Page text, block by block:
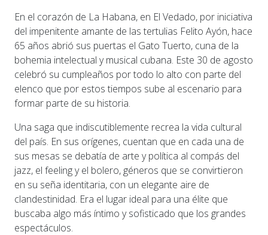
En el corazón de La Habana, en El Vedado, por iniciativa
del impenitente amante de las tertulias Felito Ayón, hace
65 años abrió sus puertas el Gato Tuerto, cuna de la
bohemia intelectual y musical cubana. Este 30 de agosto
celebró su cumpleaños por todo lo alto con parte del
elenco que por estos tiempos sube al escenario para
formar parte de su historia.
Una saga que indiscutiblemente recrea la vida cultural
del país. En sus orígenes, cuentan que en cada una de
sus mesas se debatía de arte y política al compás del
jazz, el feeling y el bolero, géneros que se convirtieron
en su seña identitaria, con un elegante aire de
clandestinidad. Era el lugar ideal para una élite que
buscaba algo más íntimo y sofisticado que los grandes
espectáculos.